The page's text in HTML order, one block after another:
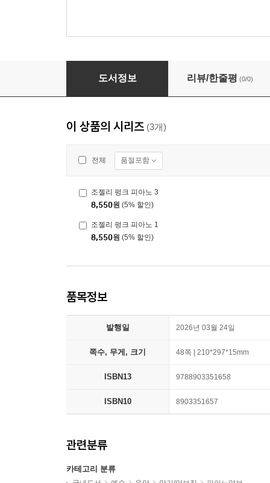
조젤리 펑크 피아노 2
도서정보 리뷰/한줄평 (0/0)
이 상품의 시리즈 (3개)
전체 품절포함
조젤리 펑크 피아노 3
8,550원 (5% 할인)
조젤리 펑크 피아노 1
8,550원 (5% 할인)
품목정보
발행일 2026년 03월 24일
쪽수, 무게, 크기 48쪽 | 210*297*15mm
ISBN13 9788903351658
ISBN10 8903351657
관련분류
카테고리 분류